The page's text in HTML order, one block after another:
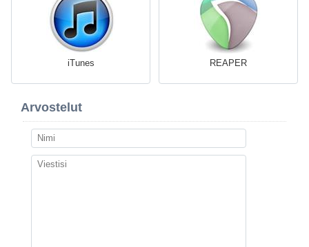
iTunes REAPER
Arvostelut